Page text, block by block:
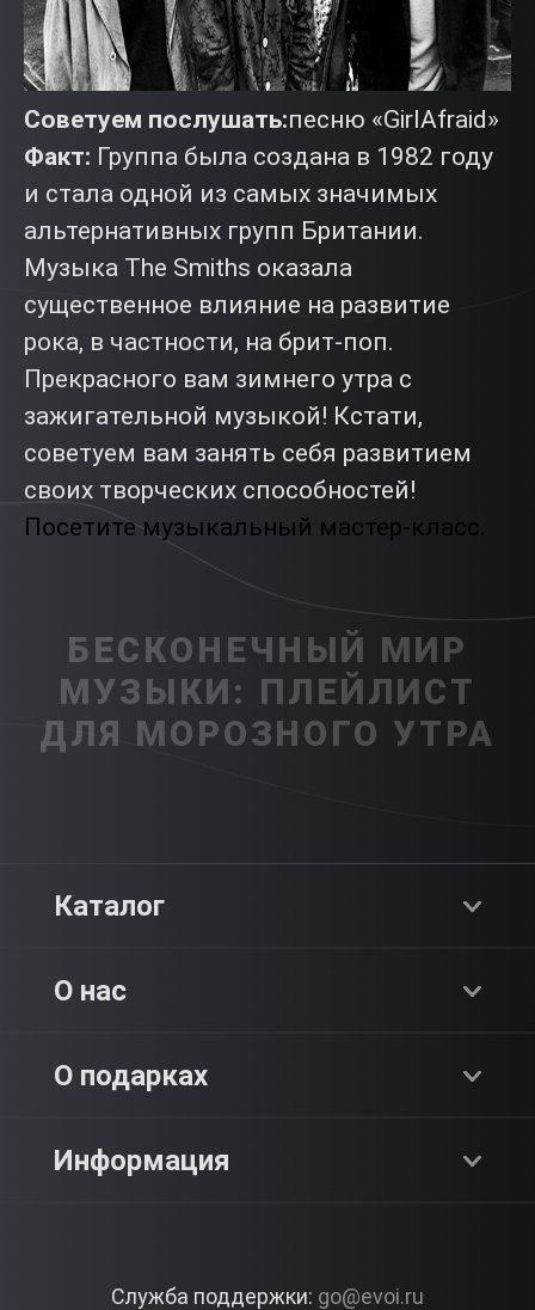
Советуем послушать:песню «GirlAfraid»
Факт: Группа была создана в 1982 году
и стала одной из самых значимых
альтернативных групп Британии.
Музыка The Smiths оказала
существенное влияние на развитие
рока, в частности, на брит-поп.
Прекрасного вам зимнего утра с
зажигательной музыкой! Кстати,
советуем вам занять себя развитием
своих творческих способностей!
Посетите музыкальный мастер-класс.
БЕСКОНЕЧНЫЙ МИР
МУЗЫКИ: ПЛЕЙЛИСТ
ДЛЯ МОРОЗНОГО УТРА
Каталог
Premium
О нас
О компании
Контакты
О подарках
Как это работает?
Информация
Служба поддержки: go@evoi.ru